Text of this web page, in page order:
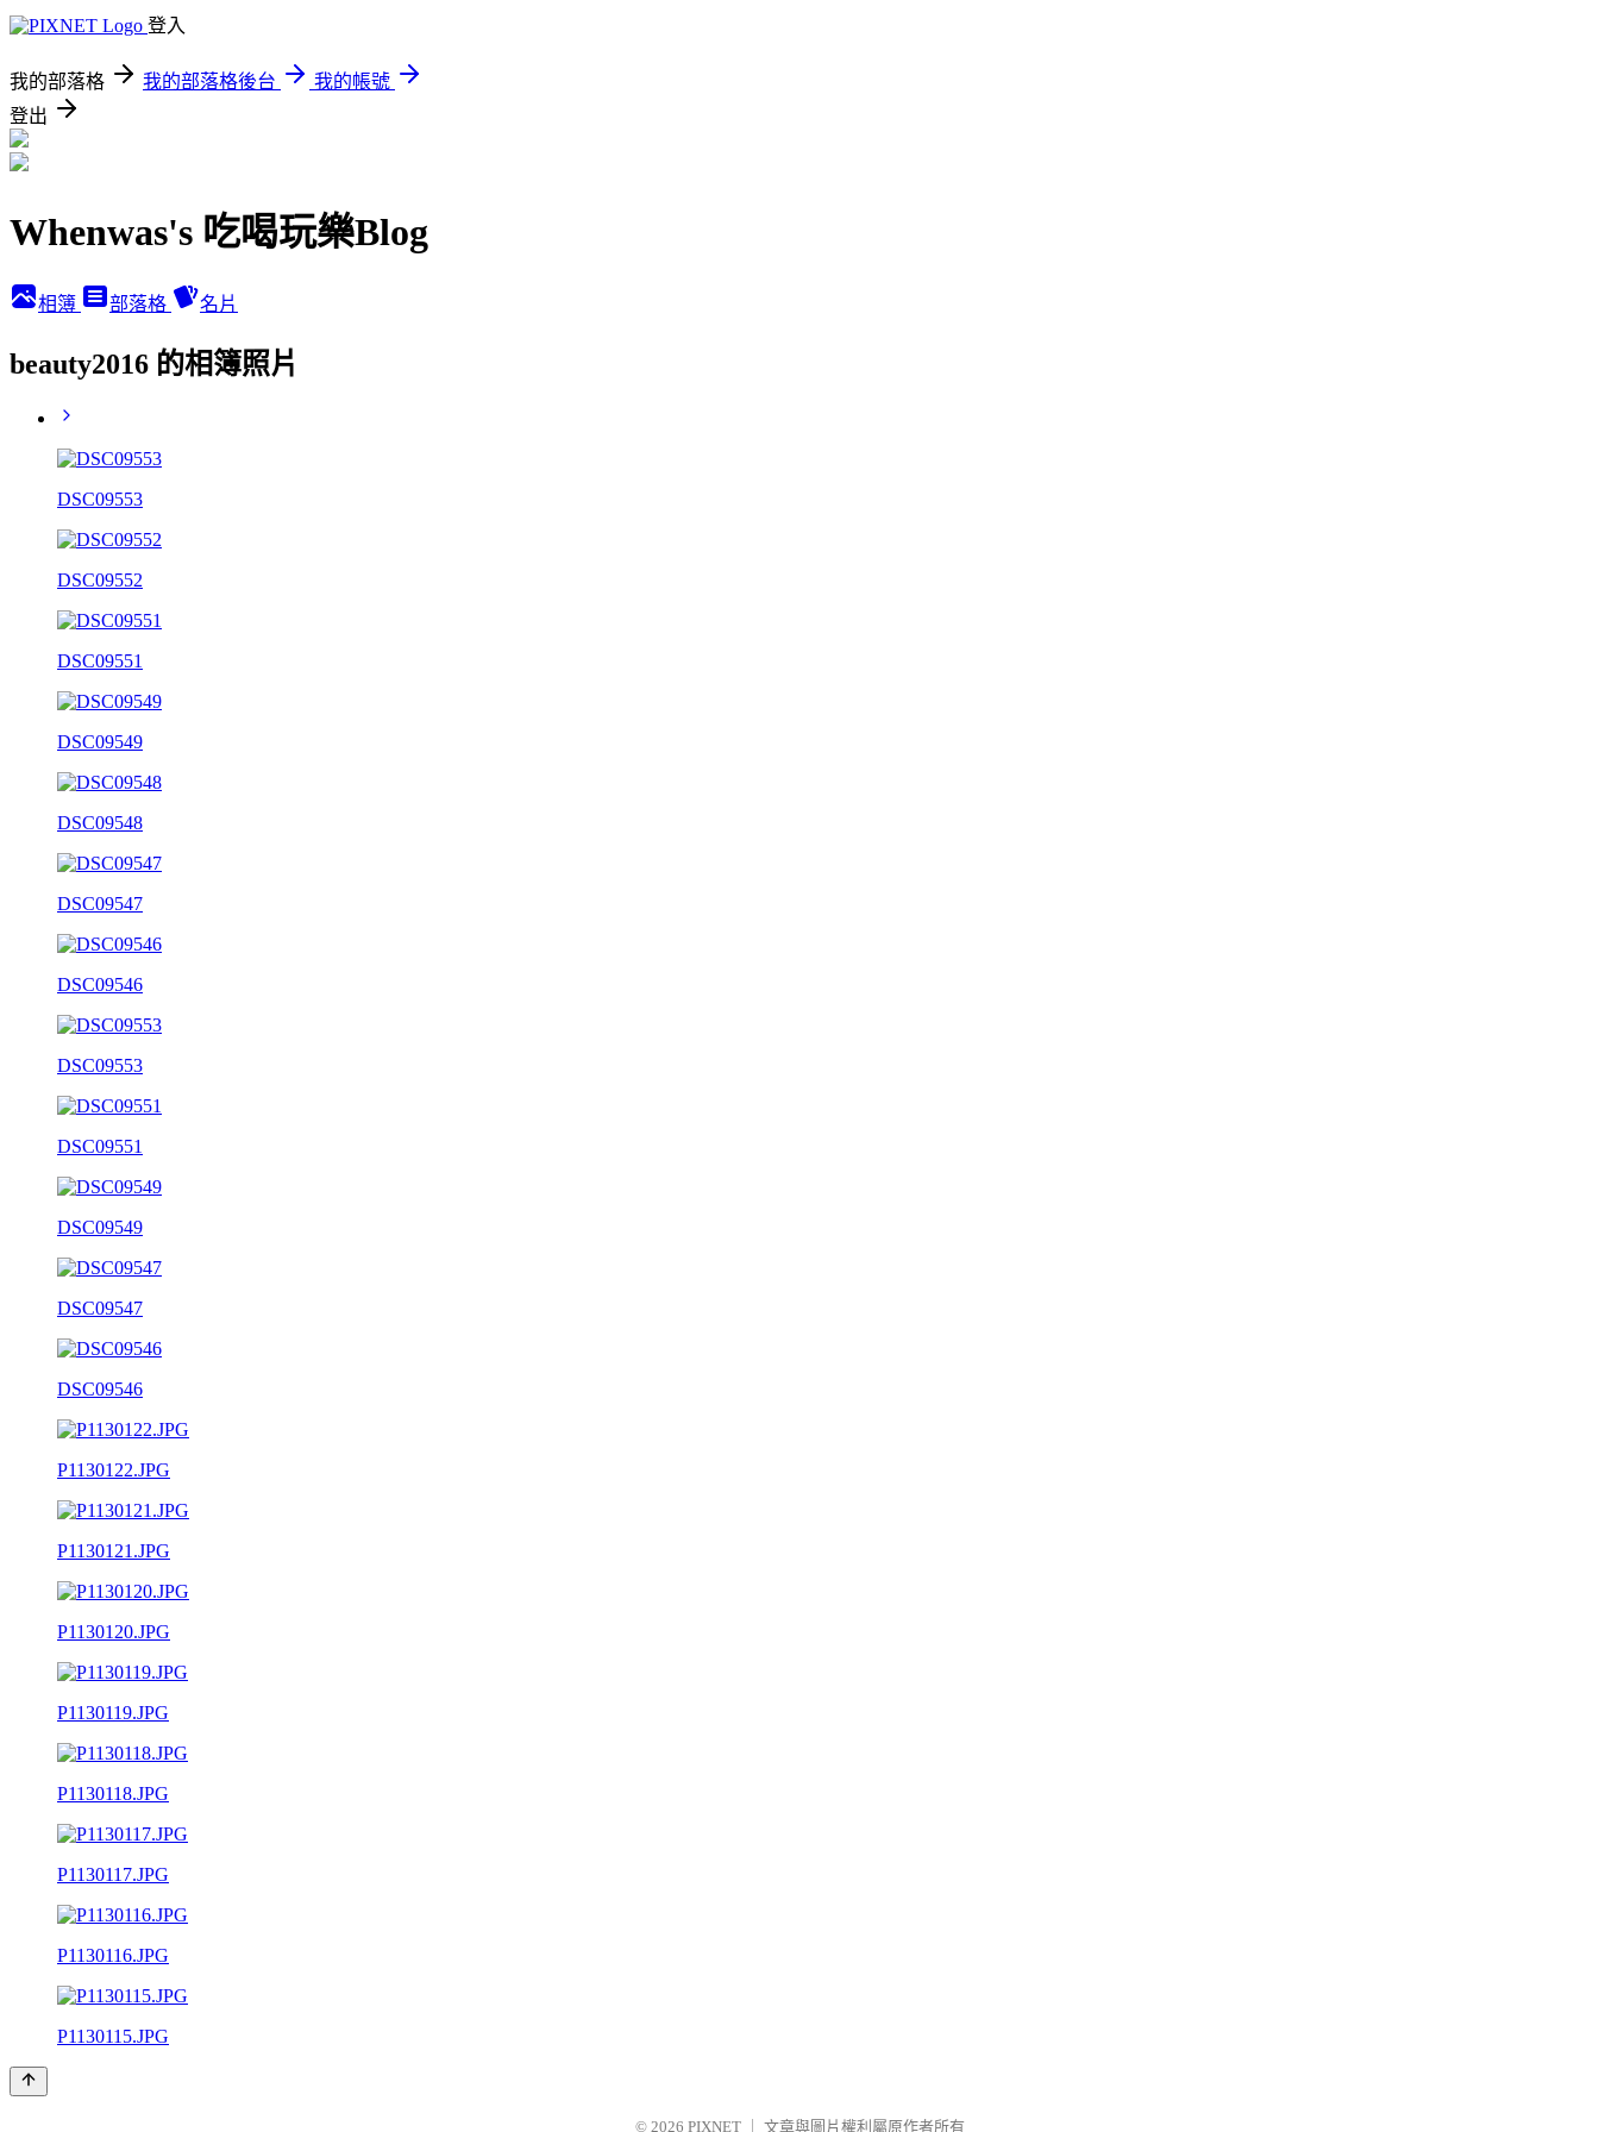
登入
我的部落格 我的部落格後台
我的帳號
登出
Whenwas's 吃喝玩樂Blog
相簿 部落格 名片
beauty2016 的相簿照片
DSC09553
DSC09552
DSC09551
DSC09549
DSC09548
DSC09547
DSC09546
DSC09553
DSC09551
DSC09549
DSC09547
DSC09546
P1130122.JPG
P1130121.JPG
P1130120.JPG
P1130119.JPG
P1130118.JPG
P1130117.JPG
P1130116.JPG
P1130115.JPG
© 2026 PIXNET 文章與圖片權利屬原作者所有